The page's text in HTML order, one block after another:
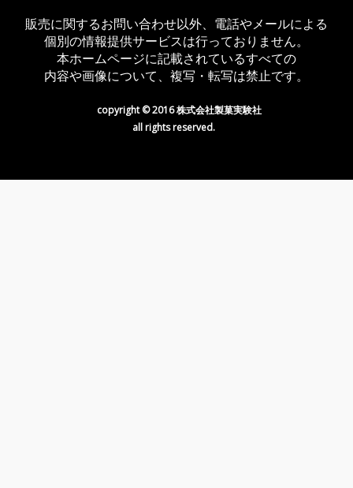
販売に関するお問い合わせ以外、電話やメールによる
個別の情報提供サービスは行っておりません。
本ホームページに記載されているすべての
内容や画像について、複写・転写は禁止です。
copyright © 2016 株式会社製菓実験社
all rights reserved.